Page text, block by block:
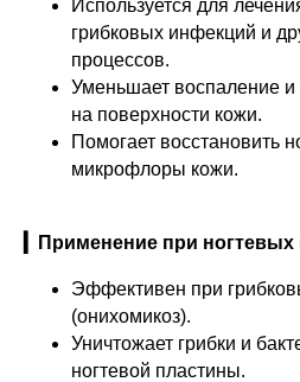
Используется для
грибковых инфекций и
процессов.
Уменьшает воспаление и
на поверхности кожи.
Помогает восстановить
микрофлоры кожи.
▎Применение при
Эффективен при
(онихомикоз).
Уничтожает грибки и
ногтевой пластины.